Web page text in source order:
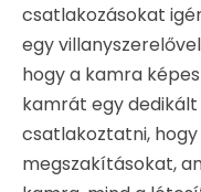
csatlakozásokat
egy
hogy a kamra
kamrát egy
csatlakoztatni,
megszakításokat,